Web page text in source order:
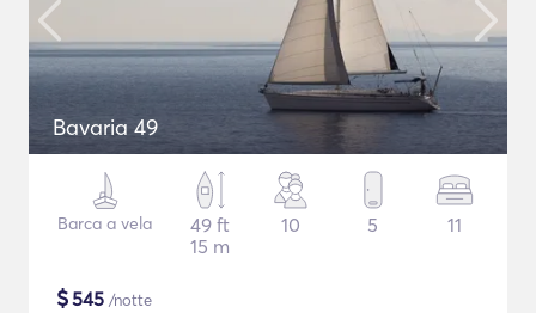
Bavaria 49
Barca a vela
49 ft
15 m
10 5 11
$545 /notte